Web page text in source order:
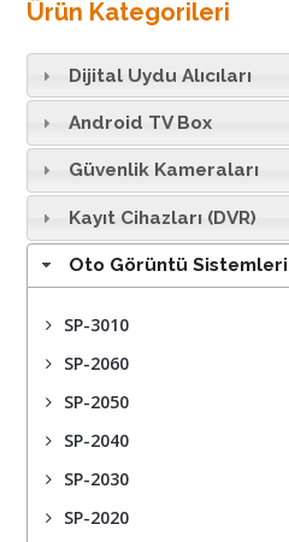
Ürün Kategorileri
Dijital Uydu Alıcıları
Android TV Box
Güvenlik Kameraları
Kayıt Cihazları (DVR)
Oto Görüntü Sistemleri
SP-3010
SP-2060
SP-2050
SP-2040
SP-2030
SP-2020